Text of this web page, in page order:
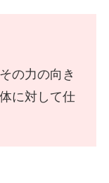
の力の向き
に対して仕